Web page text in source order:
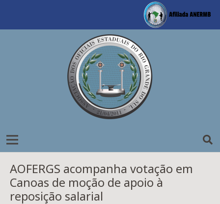
AOFERGS acompanha votação em
Canoas de moção de apoio à
reposição salarial